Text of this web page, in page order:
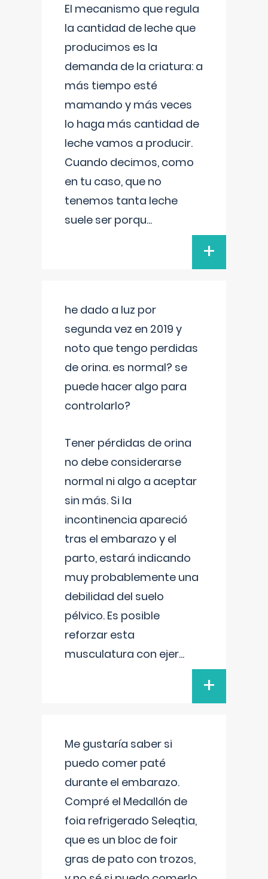
El mecanismo que regula
la cantidad de leche que
producimos es la
demanda de la criatura: a
más tiempo esté
mamando y más veces
lo haga más cantidad de
leche vamos a producir.
Cuando decimos, como
en tu caso, que no
tenemos tanta leche
suele ser porqu...
+
he dado a luz por
segunda vez en 2019 y
noto que tengo perdidas
de orina. es normal? se
puede hacer algo para
controlarlo?
Tener pérdidas de orina
no debe considerarse
normal ni algo a aceptar
sin más. Si la
incontinencia apareció
tras el embarazo y el
parto, estará indicando
muy probablemente una
debilidad del suelo
pélvico. Es posible
reforzar esta
musculatura con ejer...
+
Me gustaría saber si
puedo comer paté
durante el embarazo.
Compré el Medallón de
foia refrigerado Seleqtia,
que es un bloc de foir
gras de pato con trozos,